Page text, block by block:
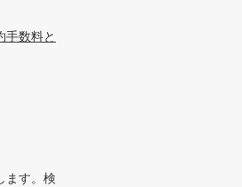
手数料と
ます。検